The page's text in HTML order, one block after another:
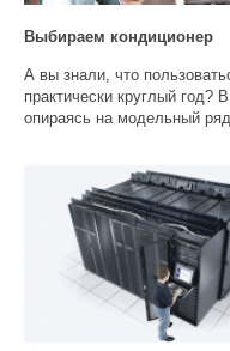
Выбираем кондиционер
А вы знали, что
практически круглый год?
опираясь на модельный